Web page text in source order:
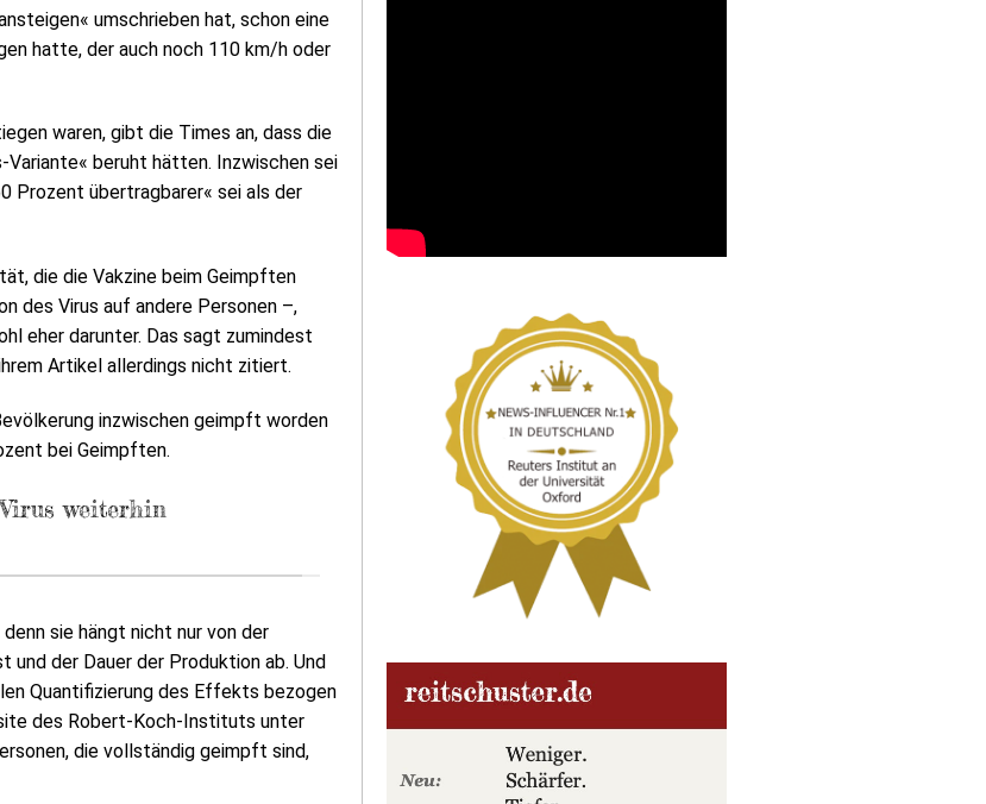
umschrieben hat, schon eine
hatte, der auch noch 110 km/h oder
waren, gibt die Times an, dass die
beruht hätten. Inzwischen sei
Prozent übertragbarer« sei als der
die die Vakzine beim Geimpften
des Virus auf andere Personen –,
eher darunter. Das sagt zumindest
Artikel allerdings nicht zitiert.
inzwischen geimpft worden
bei Geimpften.
weiterhin
sie hängt nicht nur von der
der Dauer der Produktion ab. Und
Quantifizierung des Effekts bezogen
des Robert-Koch-Instituts unter
die vollständig geimpft sind,